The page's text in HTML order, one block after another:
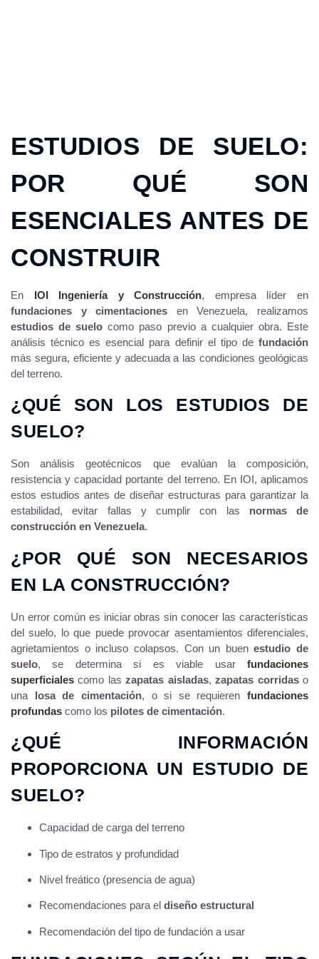
ESTUDIOS DE SUELO:
POR QUÉ SON
ESENCIALES ANTES DE
CONSTRUIR
En IOI Ingeniería y Construcción, empresa líder en
fundaciones y cimentaciones en Venezuela, realizamos
estudios de suelo como paso previo a cualquier obra. Este
análisis técnico es esencial para definir el tipo de fundación
más segura, eficiente y adecuada a las condiciones geológicas
del terreno.
¿QUÉ SON LOS ESTUDIOS DE
SUELO?
Son análisis geotécnicos que evalúan la composición,
resistencia y capacidad portante del terreno. En IOI, aplicamos
estos estudios antes de diseñar estructuras para garantizar la
estabilidad, evitar fallas y cumplir con las normas de
construcción en Venezuela.
¿POR QUÉ SON NECESARIOS
EN LA CONSTRUCCIÓN?
Un error común es iniciar obras sin conocer las características
del suelo, lo que puede provocar asentamientos diferenciales,
agrietamientos o incluso colapsos. Con un buenestudio de
suelo, se determina si es viable usar fundaciones
superficiales como laszapatas aisladas,zapatas corridaso
una losa de cimentación, o si se requieren fundaciones
profundas como los pilotes de cimentación.
¿QUÉ INFORMACIÓN
PROPORCIONA UN ESTUDIO DE
SUELO?
Capacidad de carga del terreno
Tipo de estratos y profundidad
Nivel freático (presencia de agua)
Recomendaciones para el diseño estructural
Recomendación del tipo de fundación a usar